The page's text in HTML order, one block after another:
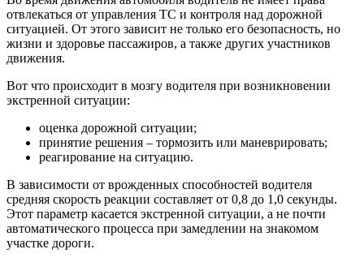
отвлекаться от управления ТС и контроля над дорожной
ситуацией. От этого зависит не только его безопасность, но
жизни и здоровье пассажиров, а также других участников
движения.
Вот что происходит в мозгу водителя при возникновении
экстренной ситуации:
оценка дорожной ситуации;
принятие решения – тормозить или маневрировать;
реагирование на ситуацию.
В зависимости от врожденных способностей водителя
средняя скорость реакции составляет от 0,8 до 1,0 секунды.
Этот параметр касается экстренной ситуации, а не почти
автоматического процесса при замедлении на знакомом
участке дороги.